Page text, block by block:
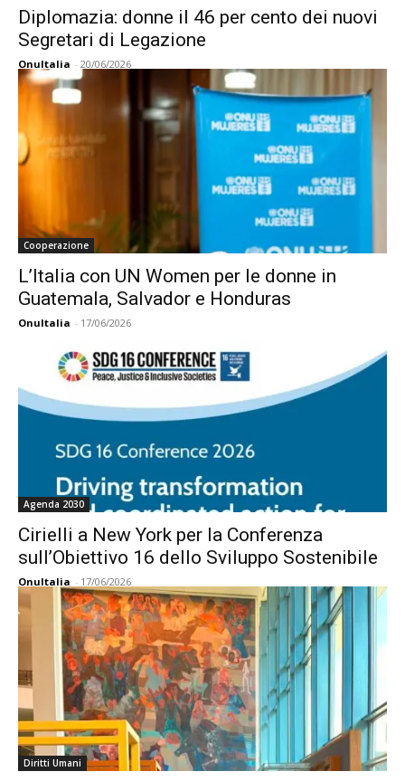
Diplomazia: donne il 46 per cento dei nuovi
Segretari di Legazione
OnuItalia - 20/06/2026
Cooperazione
L’Italia con UN Women per le donne in
Guatemala, Salvador e Honduras
OnuItalia - 17/06/2026
Agenda 2030
Cirielli a New York per la Conferenza
sull’Obiettivo 16 dello Sviluppo Sostenibile
OnuItalia - 17/06/2026
Diritti Umani